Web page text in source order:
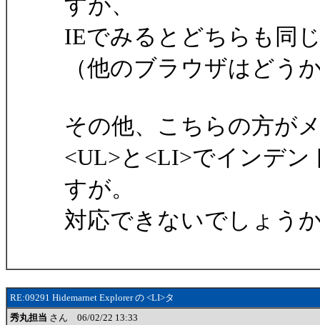
IEでみるとどちらも同
（他のブラウザはどう
その他、こちらの方が
<UL>と<LI>でインデ
すが。
対応できないでしょう
RE:09291 Hidemarnet Explorer の <LI>タ
秀丸担当 さん 06/02/22 13:33